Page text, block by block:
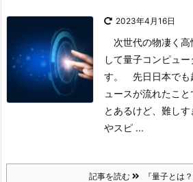
2023年4月16日
次世代の物凄く高
して量子コンピュ
す。
先日日本でも
ュースが流れたこと
とあるけど、難し
やスピ ...
記事を読む 『量子とは